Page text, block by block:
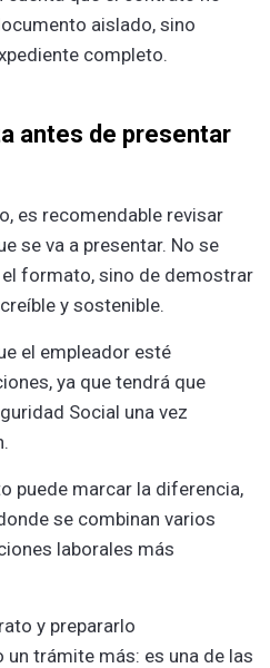
aislado, sino
completo.
antes de presentar
es recomendable revisar
se va a presentar. No se
formato, sino de demostrar
y sostenible.
el empleador esté
ya que tendrá que
Social una vez
puede marcar la diferencia,
se combinan varios
laborales más
y prepararlo
trámite más: es una de las